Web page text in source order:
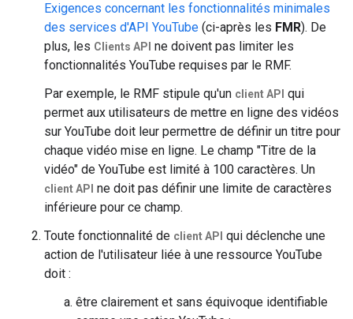
Exigences concernant les fonctionnalités minimales
des services d'API YouTube (ci-après les FMR). De
plus, les Clients API ne doivent pas limiter les
fonctionnalités YouTube requises par le RMF.
Par exemple, le RMF stipule qu'un client API qui
permet aux utilisateurs de mettre en ligne des vidéos
sur YouTube doit leur permettre de définir un titre pour
chaque vidéo mise en ligne. Le champ "Titre de la
vidéo" de YouTube est limité à 100 caractères. Un
client API ne doit pas définir une limite de caractères
inférieure pour ce champ.
Toute fonctionnalité de client API qui déclenche une
action de l'utilisateur liée à une ressource YouTube
doit :
être clairement et sans équivoque identifiable